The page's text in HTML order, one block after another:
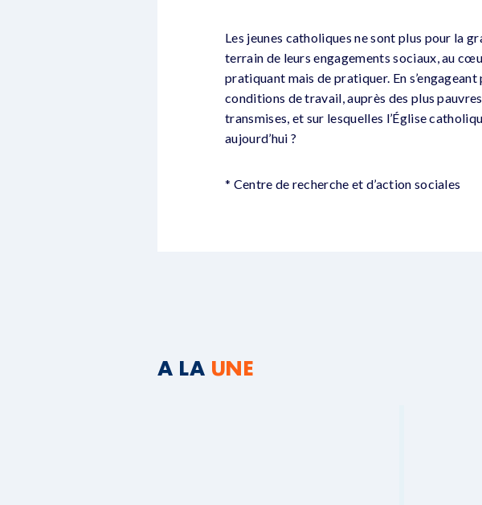
Les jeunes catholiques ne sont plus pour la
terrain de leurs engagements sociaux, au
pratiquant mais de pratiquer. En
conditions de travail, auprès des plus
transmises, et sur lesquelles l’Église
aujourd’hui ?
* Centre de recherche et d’action sociales
A LA UNE